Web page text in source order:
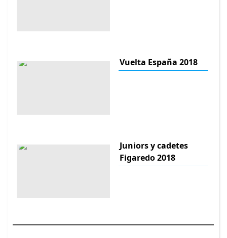
Vuelta España 2018
Juniors y cadetes
Figaredo 2018